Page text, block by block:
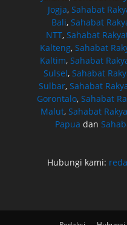
Jogja, Sahabat
Bali,Sahabat
NTT,Sahabat
Kalteng,Sahabat
Kaltim,Sahabat
Sulsel, Sahabat
Sulbar,Sahabat
Gorontalo,Sahabat
Malut,Sahabat
Papua dan
Hubungi kami: